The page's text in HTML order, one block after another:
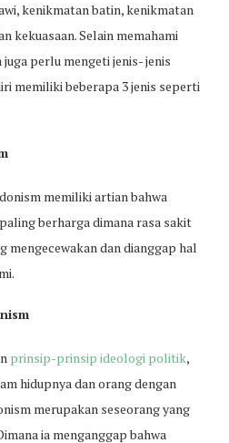
kenikmatan batin, kenikmatan
kekuasaan. Selain memahami
perlu mengeti jenis- jenis
memiliki beberapa 3 jenis seperti
memiliki artian bahwa
berharga dimana rasa sakit
mengecewakan dan dianggap hal
prinsip-prinsip ideologi politik,
hidupnya dan orang dengan
merupakan seseorang yang
ia menganggap bahwa